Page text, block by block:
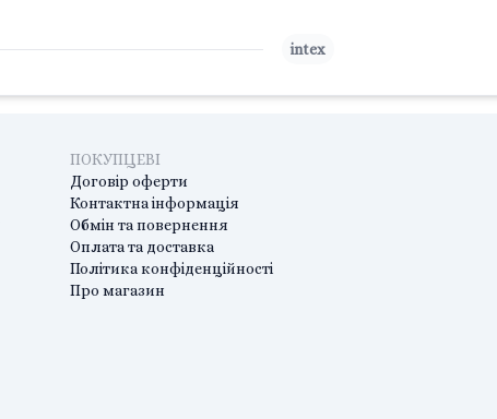
intex
ПОКУПЦЕВІ
Договір оферти
Контактна інформація
Обмін та повернення
Оплата та доставка
Політика конфіденційності
Про магазин